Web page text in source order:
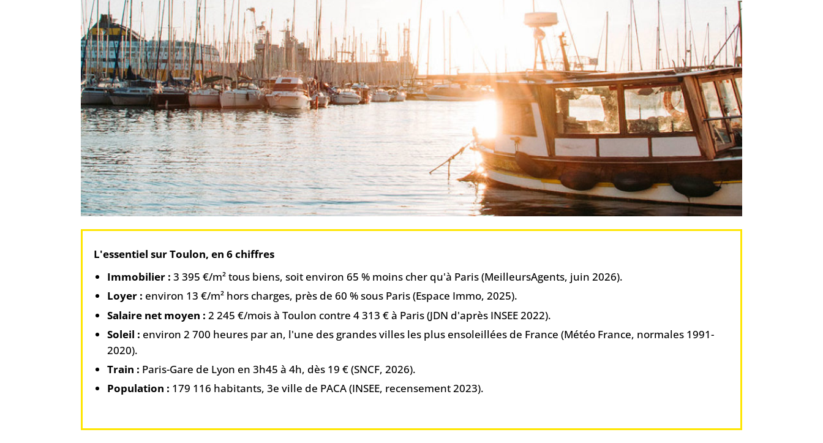
L'essentiel sur Toulon, en 6 chiffres
Immobilier : 3 395 €/m² tous biens, soit environ 65 % moins cher qu'à Paris (MeilleursAgents, juin 2026).
Loyer : environ 13 €/m² hors charges, près de 60 % sous Paris (Espace Immo, 2025).
Salaire net moyen : 2 245 €/mois à Toulon contre 4 313 € à Paris (JDN d'après INSEE 2022).
Soleil : environ 2 700 heures par an, l'une des grandes villes les plus ensoleillées de France (Météo France, normales 1991-
2020).
Train : Paris-Gare de Lyon en 3h45 à 4h, dès 19 € (SNCF, 2026).
Population : 179 116 habitants, 3e ville de PACA (INSEE, recensement 2023).